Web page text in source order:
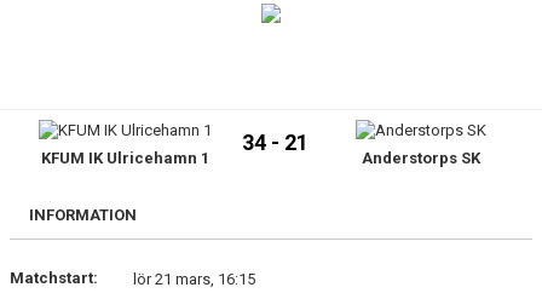
TRUPPEN
BILDGALLERI
KFUM IK Ulricehamn 1
34 - 21
Anderstorps SK
INFORMATION
Matchstart:
lör 21 mars, 16:15